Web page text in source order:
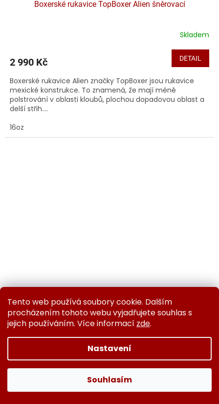
Tento web používá soubory cookie. Dalším
procházením tohoto webu vyjadřujete souhlas s
jejich používáním. Více informací zde.
Nastavení
Souhlasím
Boxerské rukavice TopBoxer Alien šněrovací
Skladem
2 990 Kč DETAIL
Boxerské rukavice Alien značky TopBoxer jsou rukavice
mexické konstrukce. To znamená, že mají méně
polstrování v oblasti kloubů, plochou dopadovou oblast a
delší střih....
16oz
Boxerské rukavice TopBoxer Muay Thai
2 490 Kč
Vynikající celokožené rukavice určené pro Muay Thai a